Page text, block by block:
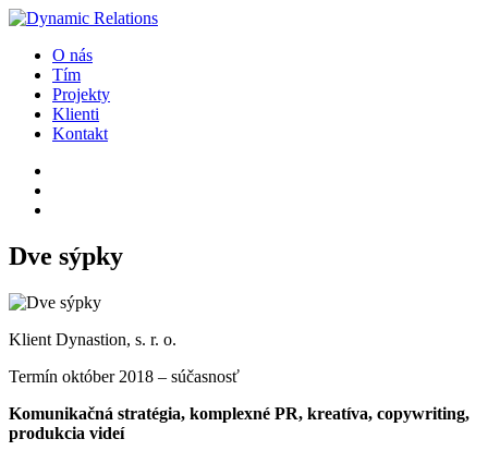
O nás
Tím
Projekty
Klienti
Kontakt
Dve sýpky
Klient Dynastion, s. r. o.
Termín október 2018 – súčasnosť
Komunikačná stratégia, komplexné PR, kreatíva, copywriting,
produkcia videí